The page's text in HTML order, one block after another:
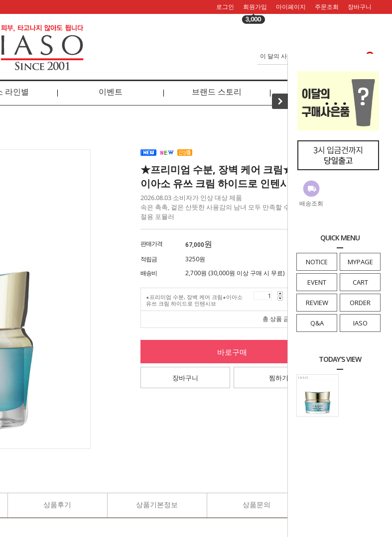
배송조회
QUICK MENU
NOTICE MYPAGE
EVENT CART
REVIEW ORDER
Q&A IASO
TODAY'S VIEW
로그인 회원가입 마이페이지 주문조회 장바구니
라인별 이벤트 브랜드 스토리 리뷰
★프리미엄 수분, 장벽 케어 크림★
이아소 유쓰 크림 하이드로 인텐시브
2026.08.03 소비자가 인상 대상 제품
속은 촉촉, 겉은 산뜻한 사용감의 남녀 모두 만족할 수 있는 사계
절용 포뮬러
판매가격 67,000원
적립금
3250원
배송비
2,700원 (30,000원 이상 구매 시 무료)
★프리미엄 수분, 장벽 케어 크림★이아소
유쓰 크림 하이드로 인텐시브
총 상품 금액
바로구매
장바구니 찜하기
상품후기 상품기본정보 상품문의